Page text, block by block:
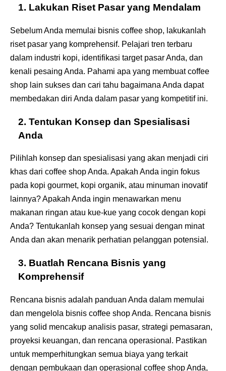
1. Lakukan Riset Pasar yang Mendalam
Sebelum Anda memulai bisnis coffee shop, lakukanlah
riset pasar yang komprehensif. Pelajari tren terbaru
dalam industri kopi, identifikasi target pasar Anda, dan
kenali pesaing Anda. Pahami apa yang membuat coffee
shop lain sukses dan cari tahu bagaimana Anda dapat
membedakan diri Anda dalam pasar yang kompetitif ini.
2. Tentukan Konsep dan Spesialisasi
Anda
Pilihlah konsep dan spesialisasi yang akan menjadi ciri
khas dari coffee shop Anda. Apakah Anda ingin fokus
pada kopi gourmet, kopi organik, atau minuman inovatif
lainnya? Apakah Anda ingin menawarkan menu
makanan ringan atau kue-kue yang cocok dengan kopi
Anda? Tentukanlah konsep yang sesuai dengan minat
Anda dan akan menarik perhatian pelanggan potensial.
3. Buatlah Rencana Bisnis yang
Komprehensif
Rencana bisnis adalah panduan Anda dalam memulai
dan mengelola bisnis coffee shop Anda. Rencana bisnis
yang solid mencakup analisis pasar, strategi pemasaran,
proyeksi keuangan, dan rencana operasional. Pastikan
untuk memperhitungkan semua biaya yang terkait
dengan pembukaan dan operasional coffee shop Anda,